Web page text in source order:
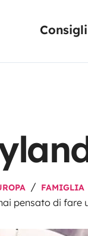
FAMIGLIA
pensato di fare